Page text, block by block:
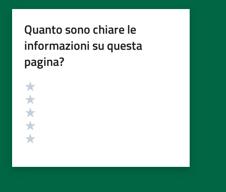
Quanto sono chiare le
informazioni su questa
pagina?
Valutazione